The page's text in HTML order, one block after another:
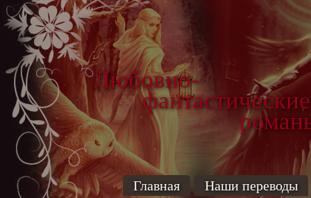
Любовно-
фантастические
Главная Наши переводы